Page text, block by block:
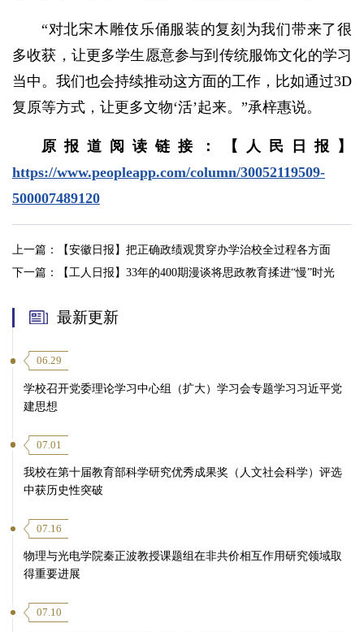
“对北宋木雕伎乐俑服装的复刻为我们带来了很
多收获，让更多学生愿意参与到传统服饰文化的学习
当中。我们也会持续推动这方面的工作，比如通过3D
复原等方式，让更多文物‘活’起来。”承梓惠说。
原报道阅读链接：【人民日报】
https://www.peopleapp.com/column/30052119509-
500007489120
上一篇：
【安徽日报】把正确政绩观贯穿办学治校全过程各方面
下一篇：
【工人日报】33年的400期漫谈将思政教育揉进“慢”时光
最新更新
06.29
学校召开党委理论学习中心组（扩大）学习会专题学习习近平党
建思想
07.01
我校在第十届教育部科学研究优秀成果奖（人文社会科学）评选
中获历史性突破
07.16
物理与光电学院秦正波教授课题组在非共价相互作用研究领域取
得重要进展
07.10